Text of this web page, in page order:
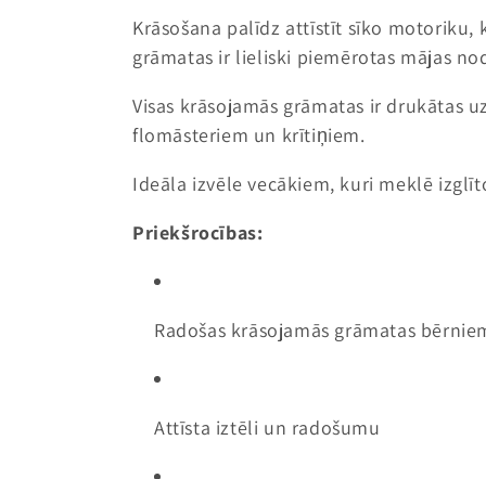
e
k
c
i
j
Krāsošana palīdz attīstīt sīko motoriku,
grāmatas ir lieliski piemērotas mājas
Visas krāsojamās grāmatas ir drukātas
flomāsteriem un krītiņiem.
Ideāla izvēle vecākiem, kuri meklē
Priekšrocības:
Radošas krāsojamās grāmatas
Attīsta iztēli un radošumu